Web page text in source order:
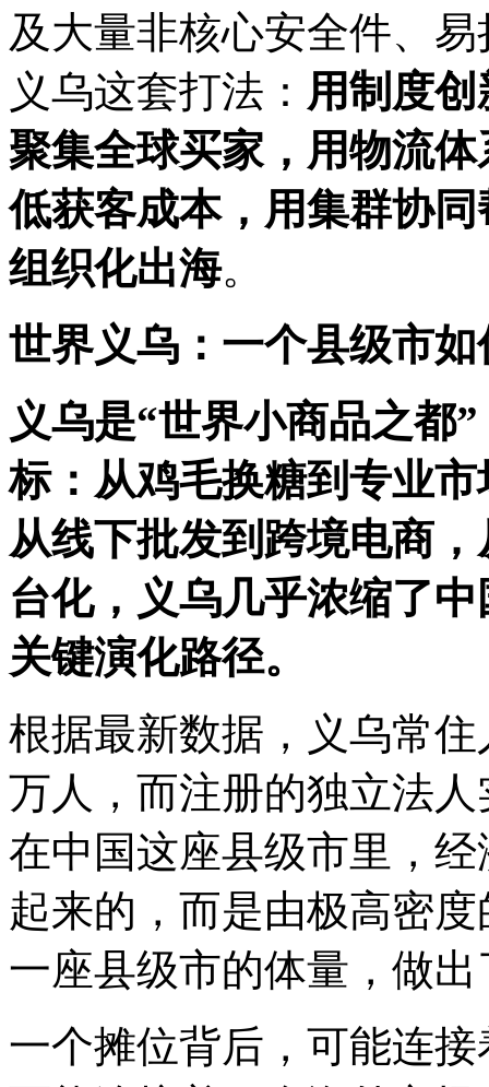
及大量非核心安全件、
义乌这套打法： 用制度
聚集全球买家，用物流
低获客成本，用集群协
组织化出海。
世界义乌：一个县级市
义乌是“世界小商品之都
标：从鸡毛换糖到专业
从线下批发到跨境电商
台化，义乌几乎浓缩了
关键演化路径。
根据最新数据，义乌常
万人，而注册的独立法
在中国这座县级市里，
起来的，而是由极高密
一座县级市的体量，做
一个摊位背后，可能连